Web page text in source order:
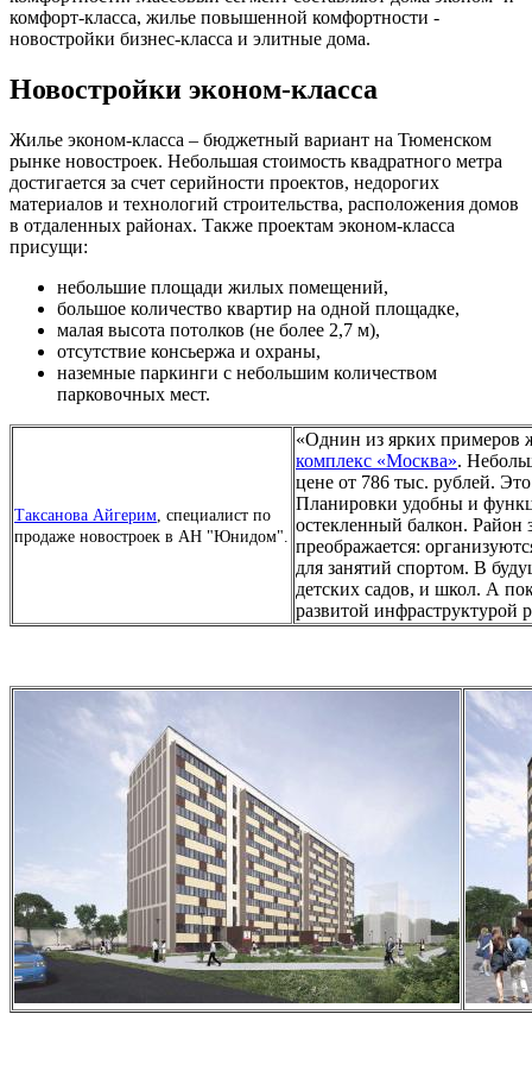
комфорт-класса, жилье повышенной комфортности -
новостройки бизнес-класса и элитные дома.
Новостройки эконом-класса
Жилье эконом-класса – бюджетный вариант на Тюменском
рынке новостроек. Небольшая стоимость квадратного метра
достигается за счет серийности проектов, недорогих
материалов и технологий строительства, расположения домов
в отдаленных районах. Также проектам эконом-класса
присущи:
небольшие площади жилых помещений,
большое количество квартир на одной площадке,
малая высота потолков (не более 2,7 м),
отсутствие консьержа и охраны,
наземные паркинги с небольшим количеством
парковочных мест.
Таксанова Айгерим, специалист по
продаже новостроек в АН "Юнидом".
«Однин из ярких примеров
комплекс «Москва».
цене от 786 тыс. рублей.
Планировки удобны и
остекленный балкон.
преображается:
для занятий спортом. В
детских садов, и школ. А
развитой инфраструктурой